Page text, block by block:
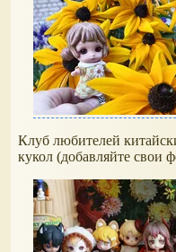
Клуб любителей
кукол (добавляйте свои